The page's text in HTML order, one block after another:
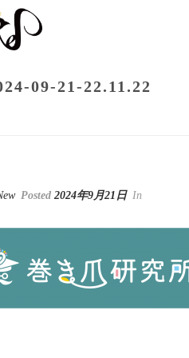
09-21-22.11.22
Posted 2024年9月21日 In